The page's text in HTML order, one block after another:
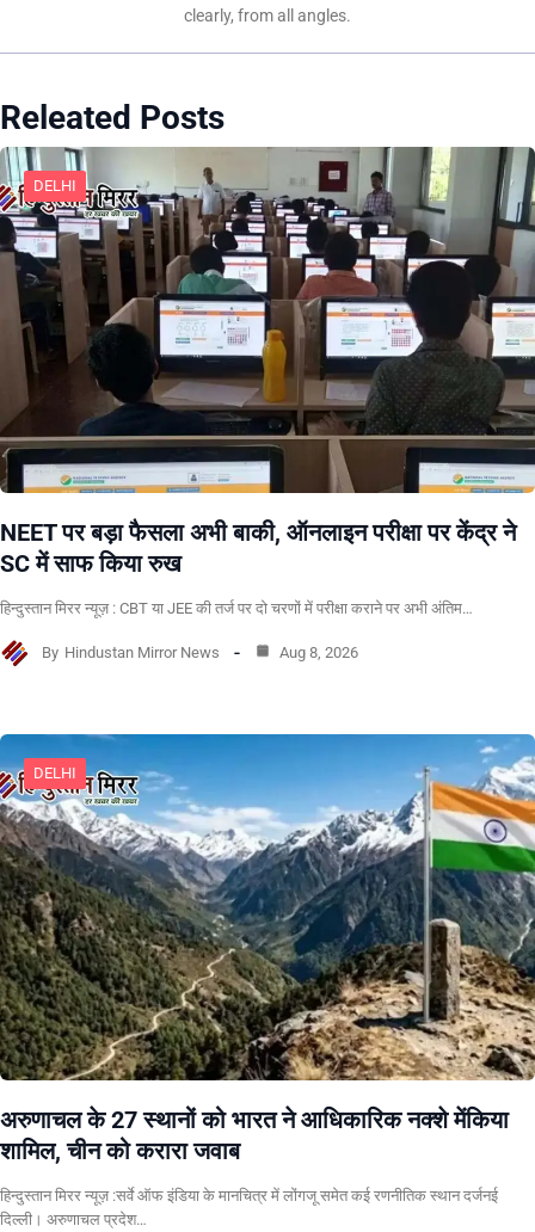
clearly, from all angles.
Releated Posts
DELHI
NEET पर बड़ा फैसला अभी बाकी, ऑनलाइन परीक्षा पर केंद्र ने
SC में साफ किया रुख
हिन्दुस्तान मिरर न्यूज़ : CBT या JEE की तर्ज पर दो चरणों में परीक्षा कराने पर अभी अंतिम…
By Hindustan Mirror News Aug 8, 2026
DELHI
अरुणाचल के 27 स्थानों को भारत ने आधिकारिक नक्शे मेंकिया
शामिल, चीन को करारा जवाब
हिन्दुस्तान मिरर न्यूज़ :सर्वे ऑफ इंडिया के मानचित्र में लोंगजू समेत कई रणनीतिक स्थान दर्जनई
दिल्ली। अरुणाचल प्रदेश…